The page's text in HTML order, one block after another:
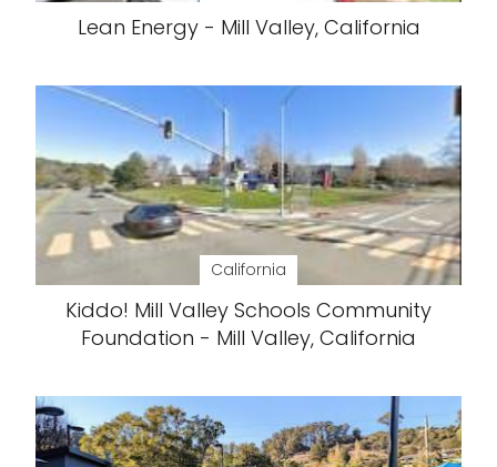
Lean Energy - Mill Valley, California
California
Kiddo! Mill Valley Schools Community
Foundation - Mill Valley, California